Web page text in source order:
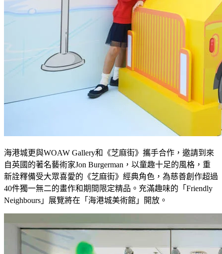
海港城更與WOAW Gallery和《芝麻街》攜手合作，邀請到來
自英國的著名藝術家Jon Burgerman ，以童趣十足的風格，重
新詮釋備受大眾喜愛的《芝麻街》經典角色，為慈善創作超過
40件獨一無二的畫作和期間限定精品。 充滿趣味的「 Friendly
Neighbours 」 展覽將在「海港城美術館」開放。